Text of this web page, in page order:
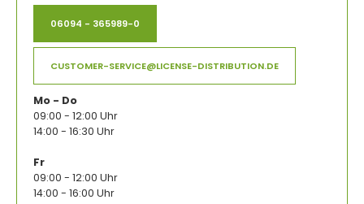
06094 - 365989-0
CUSTOMER-SERVICE@LICENSE-DISTRIBUTION.DE
Mo - Do
09:00 - 12:00 Uhr
14:00 - 16:30 Uhr
Fr
09:00 - 12:00 Uhr
14:00 - 16:00 Uhr